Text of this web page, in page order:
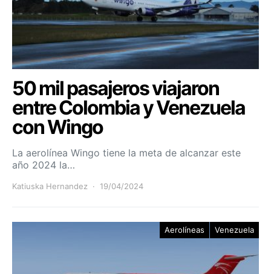
50 mil pasajeros viajaron
entre Colombia y Venezuela
con Wingo
La aerolínea Wingo tiene la meta de alcanzar este
año 2024 la…
Katiuska Hernandez 19/04/2024
Aerolíneas Venezuela